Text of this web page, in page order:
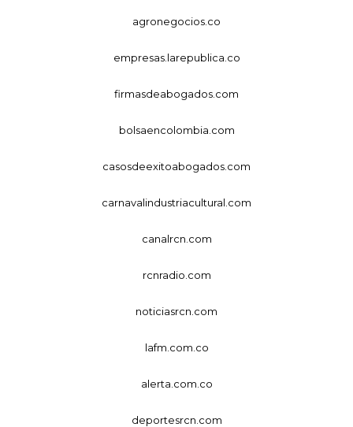
agronegocios.co
empresas.larepublica.co
firmasdeabogados.com
bolsaencolombia.com
casosdeexitoabogados.com
carnavalindustriacultural.com
canalrcn.com
rcnradio.com
noticiasrcn.com
lafm.com.co
alerta.com.co
deportesrcn.com